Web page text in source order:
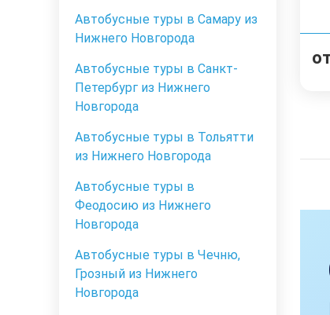
Автобусные туры в Самару из
Нижнего Новгорода
Автобусные туры в Санкт-
Петербург из Нижнего
Новгорода
Автобусные туры в Тольятти
из Нижнего Новгорода
Автобусные туры в
Феодосию из Нижнего
Новгорода
Автобусные туры в Чечню,
Грозный из Нижнего
Новгорода